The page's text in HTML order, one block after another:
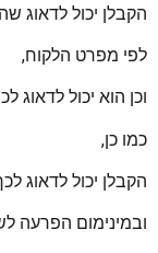
הקבלן יכול לדאוג
לפי מפרט הלקוח,
וכן הוא יכול לדאוג
כמו כן,
הקבלן יכול לדאוג
ובמינימום הפרעה